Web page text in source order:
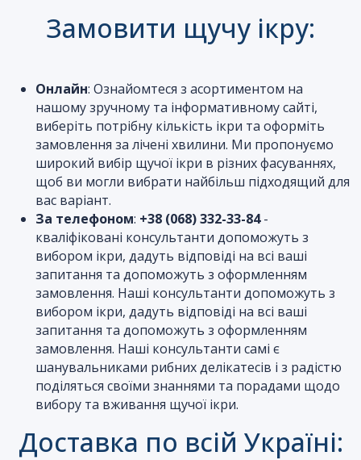
Замовити щучу ікру:
Онлайн: Ознайомтеся з асортиментом на
нашому зручному та інформативному сайті,
виберіть потрібну кількість ікри та оформіть
замовлення за лічені хвилини. Ми пропонуємо
широкий вибір щучої ікри в різних фасуваннях,
щоб ви могли вибрати найбільш підходящий для
вас варіант.
За телефоном: +38 (068) 332-33-84-
кваліфіковані консультанти допоможуть з
вибором ікри, дадуть відповіді на всі ваші
запитання та допоможуть з оформленням
замовлення. Наші консультанти допоможуть з
вибором ікри, дадуть відповіді на всі ваші
запитання та допоможуть з оформленням
замовлення. Наші консультанти самі є
шанувальниками рибних делікатесів і з радістю
поділяться своїми знаннями та порадами щодо
вибору та вживання щучої ікри.
Доставка по всій Україні: